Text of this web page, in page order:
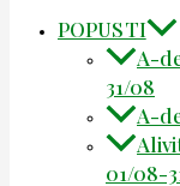
POPUSTI
A-
31/08
A-
01/08-